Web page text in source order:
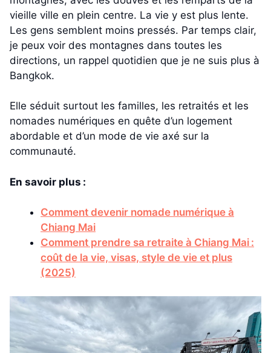
vieille ville en plein centre. La vie y est plus lente.
Les gens semblent moins pressés. Par temps clair,
je peux voir des montagnes dans toutes les
directions, un rappel quotidien que je ne suis plus à
Bangkok.
Elle séduit surtout les familles, les retraités et les
nomades numériques en quête d’un logement
abordable et d’un mode de vie axé sur la
communauté.
En savoir plus :
Comment devenir nomade numérique à
Chiang Mai
Comment prendre sa retraite à Chiang Mai :
coût de la vie, visas, style de vie et plus
(2025)